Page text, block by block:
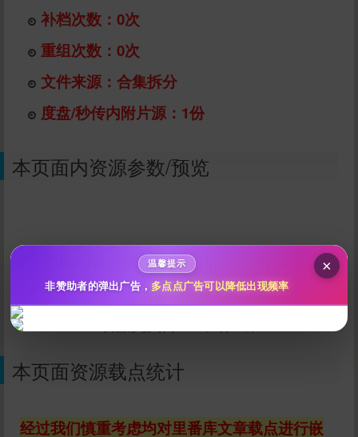
给im back temporary打赏
10 分 50分
补档次数：0次
重组次数：0次
文件来源：合集拆分
度盘/秒传内附片源：1份
本页面内资源参数/预览
[里番库](18禁アニメ)Space Ofera アッ
ガ・ルター
本页面资源载点统计
经过我们慎重考虑均对里番库文章载点进行嵌
×
温馨提示
非赞助者的弹出广告， 多点点广告可以降低出现频率